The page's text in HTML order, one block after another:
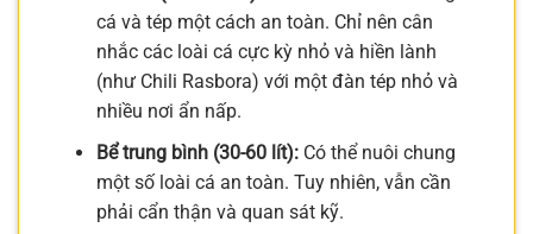
cá và tép một cách an toàn. Chỉ nên cân
nhắc các loài cá cực kỳ nhỏ và hiền lành
(như Chili Rasbora) với một đàn tép nhỏ và
nhiều nơi ẩn nấp.
Bể trung bình (30-60 lít):Có thể nuôi chung
một số loài cá an toàn. Tuy nhiên, vẫn cần
phải cẩn thận và quan sát kỹ.